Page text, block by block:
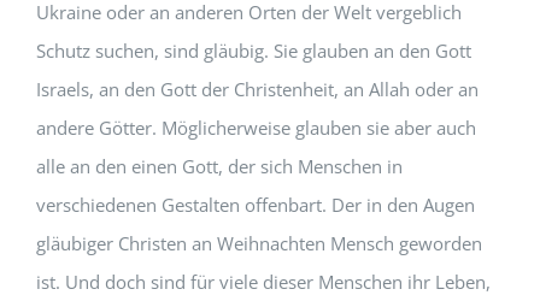
Ukraine oder an anderen Orten der Welt vergeblich
Schutz suchen, sind gläubig. Sie glauben an den Gott
Israels, an den Gott der Christenheit, an Allah oder an
andere Götter. Möglicherweise glauben sie aber auch
alle an den einen Gott, der sich Menschen in
verschiedenen Gestalten offenbart. Der in den Augen
gläubiger Christen an Weihnachten Mensch geworden
ist. Und doch sind für viele dieser Menschen ihr Leben,